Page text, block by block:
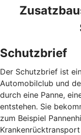
Schutzbrief
Der Schutzbrief ist
Automobilclub und
durch eine Panne,
entstehen. Sie
zum Beispiel